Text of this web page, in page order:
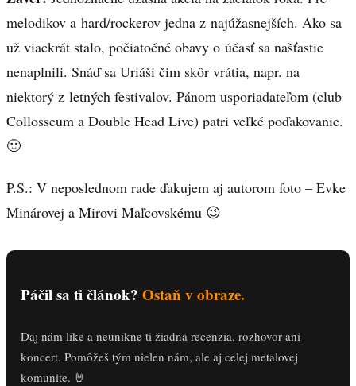
melodikov a hard/rockerov jedna z najúžasnejších. Ako sa
už viackrát stalo, počiatočné obavy o účasť sa našťastie
nenaplnili. Snáď sa Uriáši čim skôr vrátia, napr. na
niektorý z letných festivalov. Pánom usporiadateľom (club
Collosseum a Double Head Live) patri veľké poďakovanie.
🙂
P.S.: V neposlednom rade ďakujem aj autorom foto – Evke
Minárovej a Mirovi Maľcovskému 😉
Páčil sa ti článok? Ostaň v obraze.
Daj nám like a neunikne ti žiadna recenzia, rozhovor ani
koncert. Pomôžeš tým nielen nám, ale aj celej metalovej
komunite. 🤘